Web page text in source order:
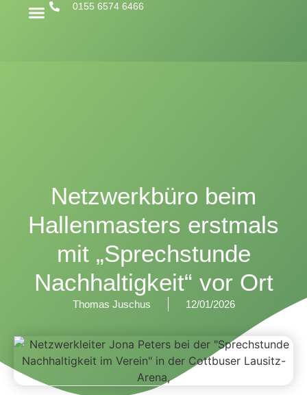
0155 6574 6466
Netzwerkbüro beim
Hallenmasters erstmals
mit „Sprechstunde
Nachhaltigkeit“ vor Ort
Thomas Juschus 12/01/2026